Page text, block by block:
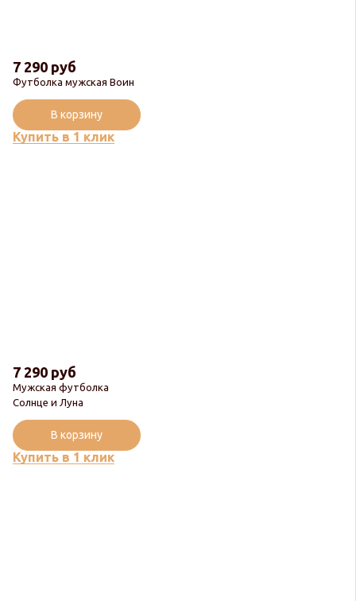
Футболка мужская Воин
7 290 руб
Купить в 1 клик
В корзину
Мужская футболка
Солнце и Луна
7 290 руб
Купить в 1 клик
В корзину